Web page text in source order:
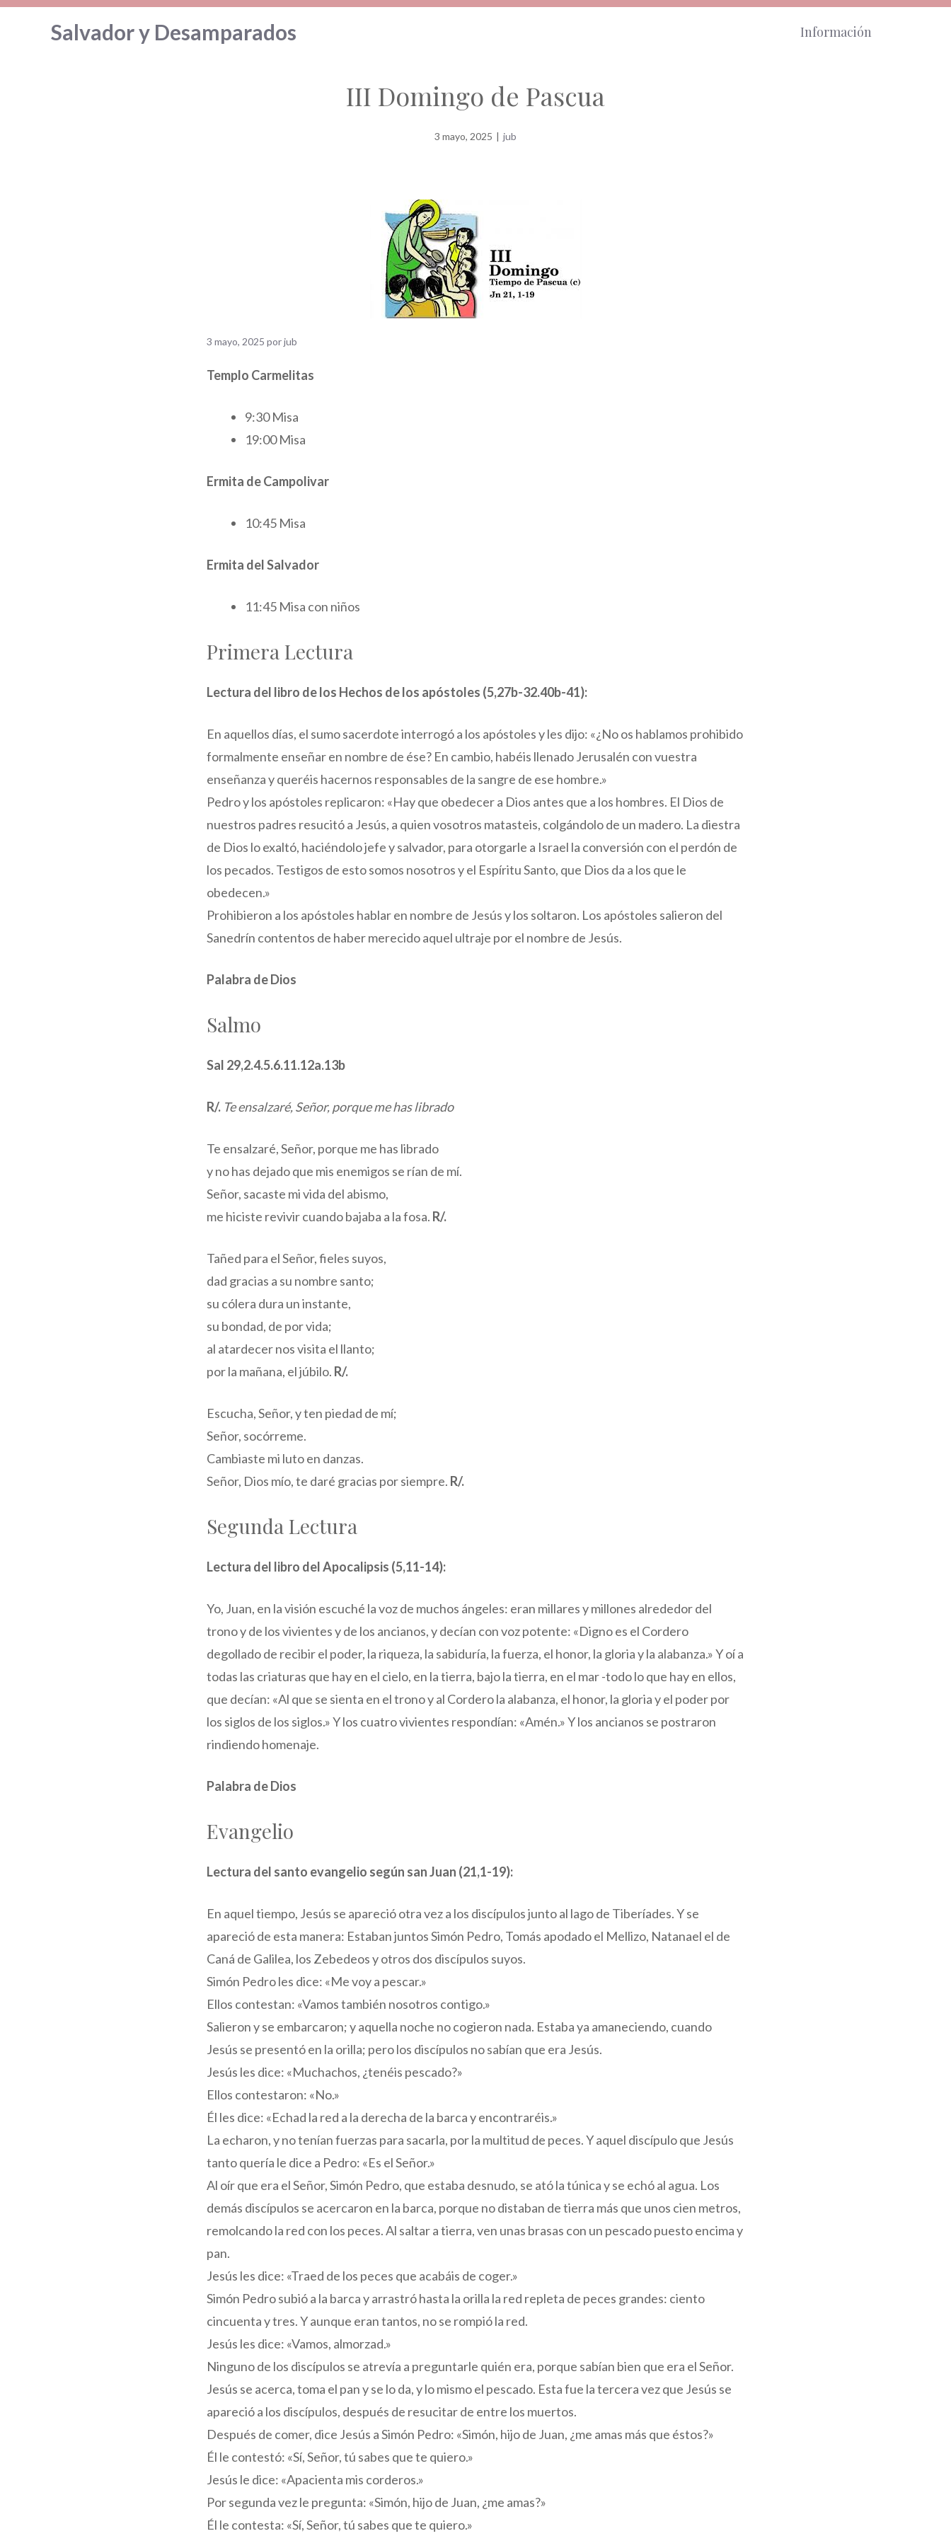
Saltar
Salvador y Desamparados Información
III Domingo de Pascua
3 mayo, 2025 | jub
3 mayo, 2025 porjub
Templo Carmelitas
9:30 Misa
19:00 Misa
Ermita de Campolivar
10:45 Misa
Ermita del Salvador
11:45 Misa con niños
Primera Lectura
Lectura del libro de los Hechos de los apóstoles (5,27b-32.40b-41):
En aquellos días, el sumo sacerdote interrogó a los apóstoles y les dijo: «¿No os hablamos prohibido
formalmente enseñar en nombre de ése? En cambio, habéis llenado Jerusalén con vuestra
enseñanza y queréis hacernos responsables de la sangre de ese hombre.»
Pedro y los apóstoles replicaron: «Hay que obedecer a Dios antes que a los hombres. El Dios de
nuestros padres resucitó a Jesús, a quien vosotros matasteis, colgándolo de un madero. La diestra
de Dios lo exaltó, haciéndolo jefe y salvador, para otorgarle a Israel la conversión con el perdón de
los pecados. Testigos de esto somos nosotros y el Espíritu Santo, que Dios da a los que le
obedecen.»
Prohibieron a los apóstoles hablar en nombre de Jesús y los soltaron. Los apóstoles salieron del
Sanedrín contentos de haber merecido aquel ultraje por el nombre de Jesús.
Palabra de Dios
Salmo
Sal 29,2.4.5.6.11.12a.13b
R/. Te ensalzaré, Señor, porque me has librado
Te ensalzaré, Señor, porque me has librado
y no has dejado que mis enemigos se rían de mí.
Señor, sacaste mi vida del abismo,
me hiciste revivir cuando bajaba a la fosa. R/.
Tañed para el Señor, fieles suyos,
dad gracias a su nombre santo;
su cólera dura un instante,
su bondad, de por vida;
al atardecer nos visita el llanto;
por la mañana, el júbilo. R/.
Escucha, Señor, y ten piedad de mí;
Señor, socórreme.
Cambiaste mi luto en danzas.
Señor, Dios mío, te daré gracias por siempre. R/.
Segunda Lectura
Lectura del libro del Apocalipsis (5,11-14):
Yo, Juan, en la visión escuché la voz de muchos ángeles: eran millares y millones alrededor del
trono y de los vivientes y de los ancianos, y decían con voz potente: «Digno es el Cordero
degollado de recibir el poder, la riqueza, la sabiduría, la fuerza, el honor, la gloria y la alabanza.» Y oí a
todas las criaturas que hay en el cielo, en la tierra, bajo la tierra, en el mar -todo lo que hay en ellos,
que decían: «Al que se sienta en el trono y al Cordero la alabanza, el honor, la gloria y el poder por
los siglos de los siglos.» Y los cuatro vivientes respondían: «Amén.» Y los ancianos se postraron
rindiendo homenaje.
Palabra de Dios
Evangelio
Lectura del santo evangelio según san Juan (21,1-19):
En aquel tiempo, Jesús se apareció otra vez a los discípulos junto al lago de Tiberíades. Y se
apareció de esta manera: Estaban juntos Simón Pedro, Tomás apodado el Mellizo, Natanael el de
Caná de Galilea, los Zebedeos y otros dos discípulos suyos.
Simón Pedro les dice: «Me voy a pescar.»
Ellos contestan: «Vamos también nosotros contigo.»
Salieron y se embarcaron; y aquella noche no cogieron nada. Estaba ya amaneciendo, cuando
Jesús se presentó en la orilla; pero los discípulos no sabían que era Jesús.
Jesús les dice: «Muchachos, ¿tenéis pescado?»
Ellos contestaron: «No.»
Él les dice: «Echad la red a la derecha de la barca y encontraréis.»
La echaron, y no tenían fuerzas para sacarla, por la multitud de peces. Y aquel discípulo que Jesús
tanto quería le dice a Pedro: «Es el Señor.»
Al oír que era el Señor, Simón Pedro, que estaba desnudo, se ató la túnica y se echó al agua. Los
demás discípulos se acercaron en la barca, porque no distaban de tierra más que unos cien metros,
remolcando la red con los peces. Al saltar a tierra, ven unas brasas con un pescado puesto encima y
pan.
Jesús les dice: «Traed de los peces que acabáis de coger.»
Simón Pedro subió a la barca y arrastró hasta la orilla la red repleta de peces grandes: ciento
cincuenta y tres. Y aunque eran tantos, no se rompió la red.
Jesús les dice: «Vamos, almorzad.»
Ninguno de los discípulos se atrevía a preguntarle quién era, porque sabían bien que era el Señor.
Jesús se acerca, toma el pan y se lo da, y lo mismo el pescado. Esta fue la tercera vez que Jesús se
apareció a los discípulos, después de resucitar de entre los muertos.
Después de comer, dice Jesús a Simón Pedro: «Simón, hijo de Juan, ¿me amas más que éstos?»
Él le contestó: «Sí, Señor, tú sabes que te quiero.»
Jesús le dice: «Apacienta mis corderos.»
Por segunda vez le pregunta: «Simón, hijo de Juan, ¿me amas?»
Él le contesta: «Sí, Señor, tú sabes que te quiero.»